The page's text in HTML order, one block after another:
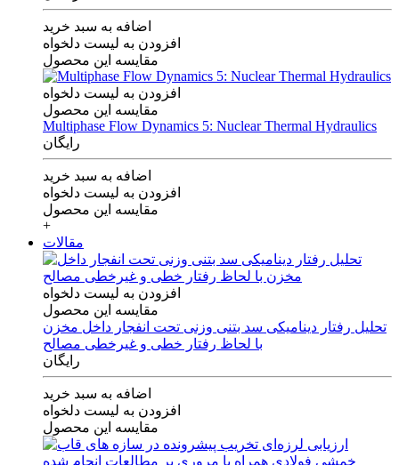
اضافه به سبد خرید
افزودن به لیست دلخواه
مقایسه این محصول
افزودن به لیست دلخواه
مقایسه این محصول
Multiphase Flow Dynamics 5: Nuclear Thermal Hydraulics
رایگان
اضافه به سبد خرید
افزودن به لیست دلخواه
مقایسه این محصول
+
مقالات
افزودن به لیست دلخواه
مقایسه این محصول
تحلیل رفتار دینامیکی سد بتنی وزنی تحت انفجار داخل مخزن
با لحاظ رفتار خطی و غیرخطی مصالح
رایگان
اضافه به سبد خرید
افزودن به لیست دلخواه
مقایسه این محصول